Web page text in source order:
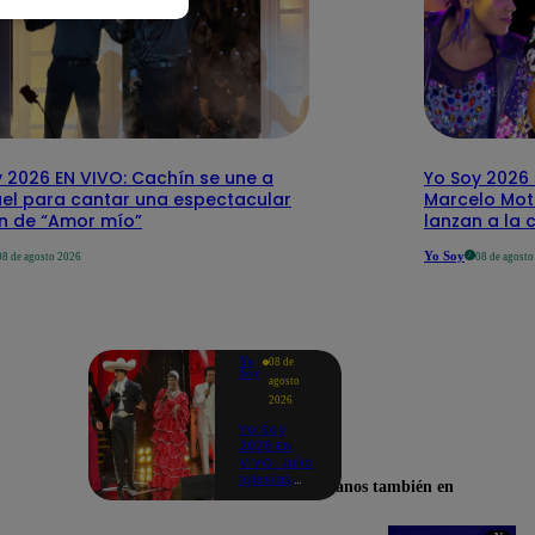
2026 EN VIVO: Cachín se une a
para cantar una espectacular
de “Amor mío”
de agosto 2026
Yo Soy 2026
Marcelo
lanzan a la
Yo Soy 08 de
Yo
Soy
08 de
agosto
2026
Yo Soy
2026 EN
VIVO: Julio
Iglesias,Encuéntranos también en